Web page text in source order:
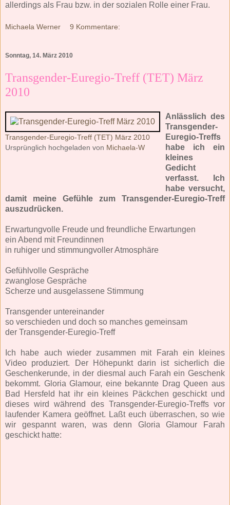
allerdings als Frau bzw. in der sozialen Rolle einer Frau.
Michaela Werner 9 Kommentare:
Sonntag, 14. März 2010
Transgender-Euregio-Treff (TET) März
2010
Transgender-Euregio-Treff (TET) März 2010
Ursprünglich hochgeladen von Michaela-W
Anlässlich des
Transgender-
Euregio-Treffs
habe ich ein
kleines
Gedicht
verfasst. Ich
habe versucht,
damit meine Gefühle zum Transgender-Euregio-Treff
auszudrücken.
Erwartungvolle Freude und freundliche Erwartungen
ein Abend mit Freundinnen
in ruhiger und stimmungvoller Atmosphäre
Gefühlvolle Gespräche
zwanglose Gespräche
Scherze und ausgelassene Stimmung
Transgender untereinander
so verschieden und doch so manches gemeinsam
der Transgender-Euregio-Treff
Ich habe auch wieder zusammen mit Farah ein kleines
Video produziert. Der Höhepunkt darin ist sicherlich die
Geschenkerunde, in der diesmal auch Farah ein Geschenk
bekommt. Gloria Glamour, eine bekannte Drag Queen aus
Bad Hersfeld hat ihr ein kleines Päckchen geschickt und
dieses wird während des Transgender-Euregio-Treffs vor
laufender Kamera geöffnet. Laßt euch überraschen, so wie
wir gespannt waren, was denn Gloria Glamour Farah
geschickt hatte: